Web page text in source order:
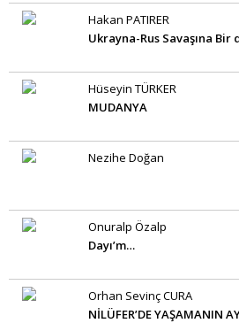
Hakan PATIRER
Ukrayna-Rus Savaşına Bir
Hüseyin TÜRKER
MUDANYA
Nezihe Doğan
Onuralp Özalp
Dayı’m…
Orhan Sevinç CURA
NİLÜFER’DE YAŞAMANIN